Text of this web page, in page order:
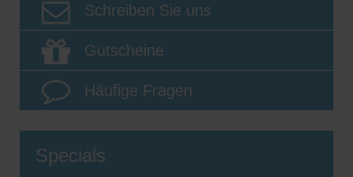
Schreiben Sie uns
Gutscheine
Häufige Fragen
Specials